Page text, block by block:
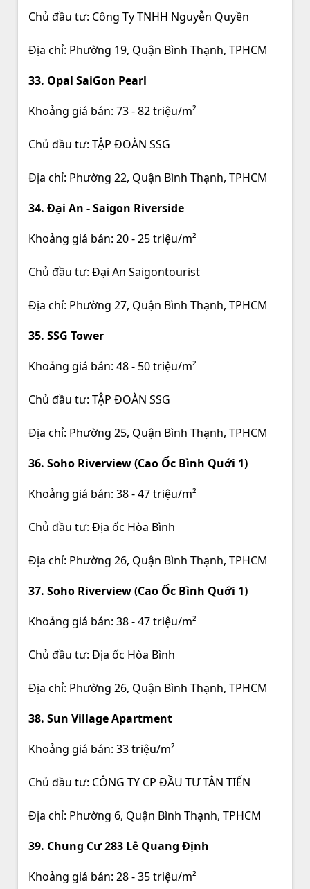
Chủ đầu tư: Công Ty TNHH Nguyễn Quyền
Địa chỉ: Phường 19, Quận Bình Thạnh, TPHCM
33. Opal SaiGon Pearl
Khoảng giá bán: 73 - 82 triệu/m²
Chủ đầu tư: TẬP ĐOÀN SSG
Địa chỉ: Phường 22, Quận Bình Thạnh, TPHCM
34. Đại An - Saigon Riverside
Khoảng giá bán: 20 - 25 triệu/m²
Chủ đầu tư: Đại An Saigontourist
Địa chỉ: Phường 27, Quận Bình Thạnh, TPHCM
35. SSG Tower
Khoảng giá bán: 48 - 50 triệu/m²
Chủ đầu tư: TẬP ĐOÀN SSG
Địa chỉ: Phường 25, Quận Bình Thạnh, TPHCM
36. Soho Riverview (Cao Ốc Bình Quới 1)
Khoảng giá bán: 38 - 47 triệu/m²
Chủ đầu tư: Địa ốc Hòa Bình
Địa chỉ: Phường 26, Quận Bình Thạnh, TPHCM
37. Soho Riverview (Cao Ốc Bình Quới 1)
Khoảng giá bán: 38 - 47 triệu/m²
Chủ đầu tư: Địa ốc Hòa Bình
Địa chỉ: Phường 26, Quận Bình Thạnh, TPHCM
38. Sun Village Apartment
Khoảng giá bán: 33 triệu/m²
Chủ đầu tư: CÔNG TY CP ĐẦU TƯ TÂN TIẾN
Địa chỉ: Phường 6, Quận Bình Thạnh, TPHCM
39. Chung Cư 283 Lê Quang Định
Khoảng giá bán: 28 - 35 triệu/m²